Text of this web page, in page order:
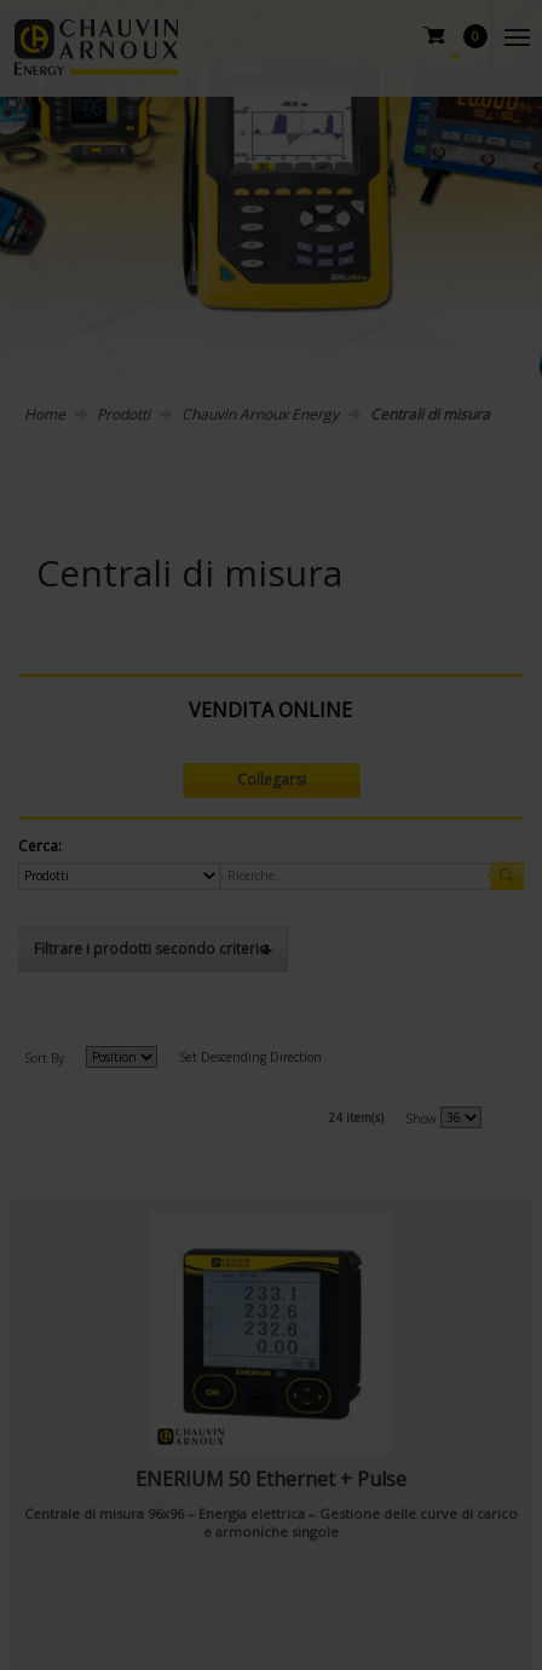
0
Home Prodotti Chauvin Arnoux Energy Centrali di misura
Centrali di misura
VENDITA ONLINE
Collegarsi
Cerca:
Filtrare i prodotti secondo criterio
Sort By Set Descending Direction
24 item(s) Show
ENERIUM 50 Ethernet + Pulse
Centrale di misura 96x96 – Energia elettrica – Gestione delle curve di carico
e armoniche singole